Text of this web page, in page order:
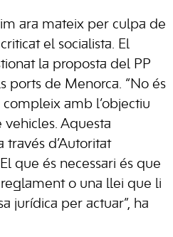
ara mateix per culpa de
el socialista. El
la proposta del PP
ports de Menorca. “No és
amb l’objectiu
vehicles. Aquesta
través d’Autoritat
que és necessari és que
o una llei que li
jurídica per actuar”, ha